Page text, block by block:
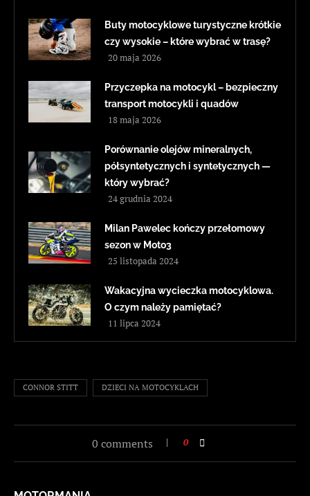
Buty motocyklowe turystyczne krótkie
czy wysokie – które wybrać w trasę?
20 maja 2026
Przyczepka na motocykl – bezpieczny
transport motocykli i quadów
18 maja 2026
Porównanie olejów mineralnych,
półsyntetycznych i syntetycznych —
który wybrać?
24 grudnia 2024
Milan Pawelec kończy przełomowy
sezon w Moto3
25 listopada 2024
Wakacyjna wycieczka motocyklowa.
O czym należy pamiętać?
11 lipca 2024
CONNOR STITT DZIECI NA MOTOCYKLACH
0 comments 0